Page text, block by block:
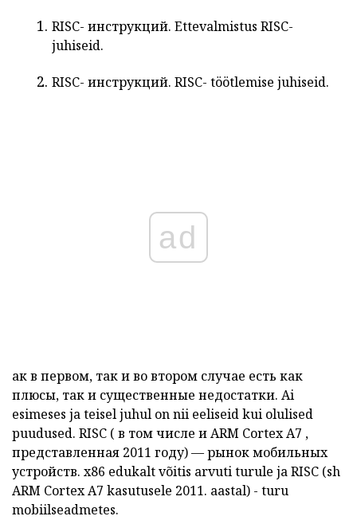
RISC- инструкций. Ettevalmistus RISC-
juhiseid.
RISC- инструкций. RISC- töötlemise juhiseid.
ad
ак в первом, так и во втором случае есть как
плюсы, так и существенные недостатки. Ai
esimeses ja teisel juhul on nii eeliseid kui olulised
puudused. RISC ( в том числе иARM Cortex A7 ,
представленная 2011 году) — рынок мобильных
устройств. x86 edukalt võitis arvuti turule jaRISC (sh
ARM CortexA7 kasutusele 2011. aastal) - turu
mobiilseadmetes.